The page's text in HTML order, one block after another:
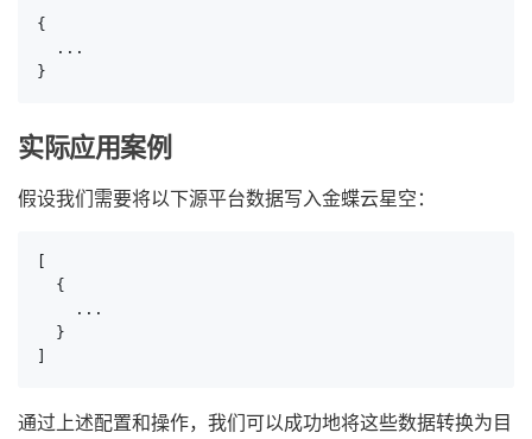
{
  ...
}
实际应用案例
假设我们需要将以下源平台数据写入金蝶云星空：
[
  {
    ...
  }
]
通过上述配置和操作，我们可以成功地将这些数据转换为目